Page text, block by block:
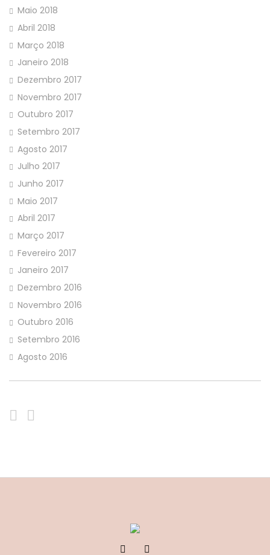
Maio 2018
Abril 2018
Março 2018
Janeiro 2018
Dezembro 2017
Novembro 2017
Outubro 2017
Setembro 2017
Agosto 2017
Julho 2017
Junho 2017
Maio 2017
Abril 2017
Março 2017
Fevereiro 2017
Janeiro 2017
Dezembro 2016
Novembro 2016
Outubro 2016
Setembro 2016
Agosto 2016